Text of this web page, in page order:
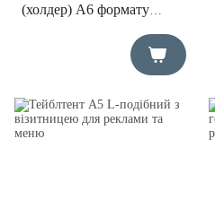
(холдер) А6 формату